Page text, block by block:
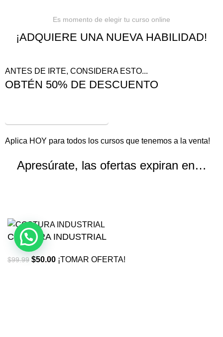
Es momento de elegir tu curso online
¡ADQUIERE UNA NUEVA HABILIDAD!
ANTES DE IRTE, CONSIDERA ESTO...
OBTÉN 50% DE DESCUENTO
Aplica HOY para todos los cursos que tenemos a la venta!
Apresúrate, las ofertas expiran en…
COSTURA INDUSTRIAL
$99.99 $50.00 ¡TOMAR OFERTA!